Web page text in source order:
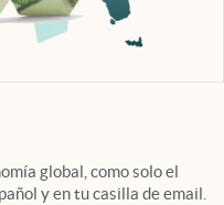
nueva pestaña
global, como solo el
y en tu casilla de email.